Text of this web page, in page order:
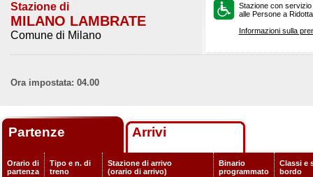
Stazione di
MILANO LAMBRATE
Comune di Milano
Stazione con
alle Persone a
Informazioni sulla
Ora impostata: 04.00
Partenze Arrivi
Orario di
partenza
Tipo e n. di
treno
Stazione di arrivo
(orario di arrivo)
Binario
programmato
Classi e
bordo